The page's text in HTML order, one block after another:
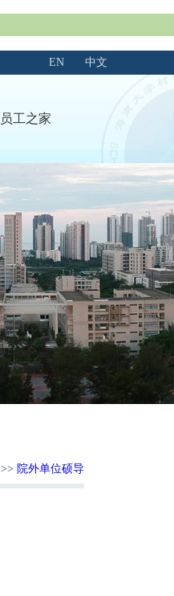
中文
EN
员工之家
>> 院外单位硕导